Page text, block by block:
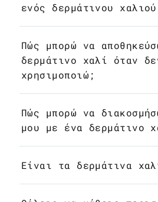
ενός δερμάτινου
Πώς μπορώ να
δερμάτινο χαλί όταν
χρησιμοποιώ;
Πώς μπορώ να
μου με ένα δερμάτινο
Είναι τα δερμάτινα